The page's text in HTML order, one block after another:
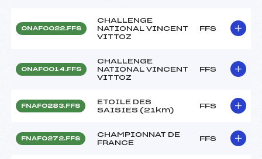
ONAF0022.FFS
CHALLENGE
NATIONAL VINCENT
VITTOZ
FFS
ONAF0014.FFS
CHALLENGE
NATIONAL VINCENT
VITTOZ
FFS
FNAF0283.FFS
ETOILE DES
SAISIES (21km)
FFS
FNAF0272.FFS
CHAMPIONNAT DE
FRANCE
FFS